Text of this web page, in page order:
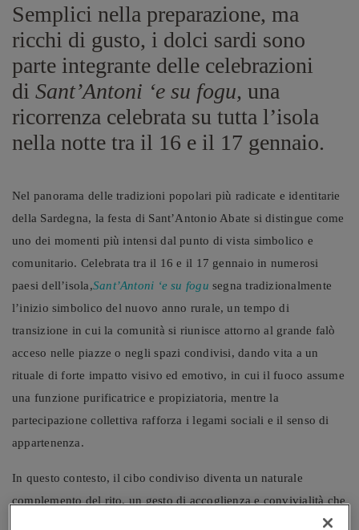
Semplici nella preparazione, ma
ricchi di gusto, i dolci sardi sono
parte integrante delle celebrazioni
di Sant’Antoni ‘e su fogu, una
ricorrenza celebrata su tutta l’isola
nella notte tra il 16 e il 17 gennaio.
Nel panorama delle tradizioni popolari più radicate e identitarie
della Sardegna, la festa di Sant’Antonio Abate si distingue come
uno dei momenti più intensi dal punto di vista simbolico e
comunitario. Celebrata tra il 16 e il 17 gennaio in numerosi
paesi dell’isola,Sant’Antoni ‘e su fogusegna tradizionalmente
l’inizio simbolico del nuovo anno rurale, un tempo di
transizione in cui la comunità si riunisce attorno al grande falò
acceso nelle piazze o negli spazi condivisi, dando vita a un
rituale di forte impatto visivo ed emotivo, in cui il fuoco assume
una funzione purificatrice e propiziatoria, mentre la
partecipazione collettiva rafforza i legami sociali e il senso di
appartenenza.
In questo contesto, il cibo condiviso diventa un naturale
complemento del rito, un gesto di accoglienza e convivialità che